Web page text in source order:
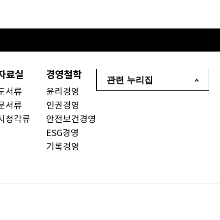
료실
서류
서류
청각류
경영철학
윤리경영
인권경영
안전보건경영
ESG경영
기록경영
관련 누리집